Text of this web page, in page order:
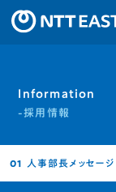
Information
-採用情報
01 人事部長メッセージ